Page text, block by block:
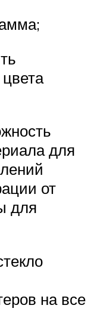
для
от
для
на все